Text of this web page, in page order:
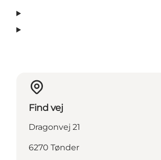
Find vej
Dragonvej 21
6270 Tønder